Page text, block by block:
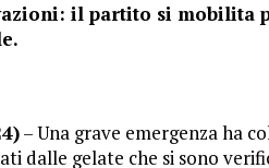
il partito si mobilita
– Una grave emergenza ha
dalle gelate che si sono